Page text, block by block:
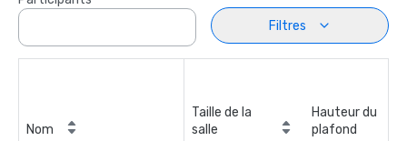
Filtres
Nom
Taille de la
salle
Hauteur du
plafond